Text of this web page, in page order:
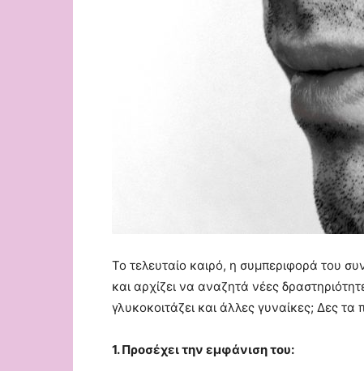
Το τελευταίο καιρό, η συμπεριφορά του
και αρχίζει να αναζητά νέες
γλυκοκοιτάζει και άλλες γυναίκες; Δες
1. Προσέχει την εμφάνιση του: